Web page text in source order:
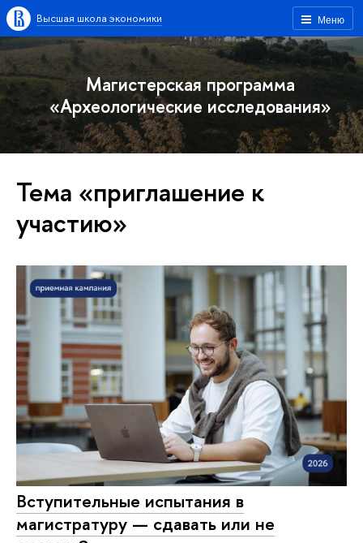
Меню
Высшая школа экономики
Магистерская программа
«Археологические исследования»
Тема «приглашение к
участию»
Вступительные испытания в
магистратуру — сдавать или не